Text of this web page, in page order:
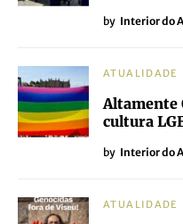
by Interior do
ATUALIDADE
Altamente
cultura
by Interior do
ATUALIDADE